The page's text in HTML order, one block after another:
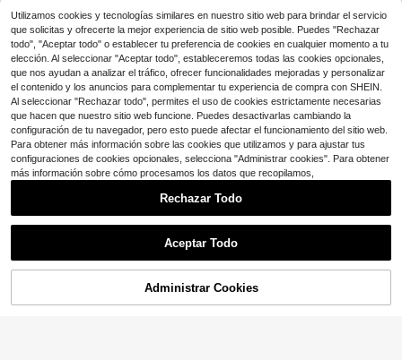
mico de plástico, adecuado para eli
minar óxido, escoria, suciedad y pin
tura
$2.58 -17%
¡12% DE DESCUENTO! AÑADIR A LA BOLSA
Utilizamos cookies y tecnologías similares en nuestro sitio web para brindar el servicio
que solicitas y ofrecerte la mejor experiencia de sitio web posible. Puedes "Rechazar
todo", "Aceptar todo" o establecer tu preferencia de cookies en cualquier momento a tu
elección. Al seleccionar "Aceptar todo", estableceremos todas las cookies opcionales,
que nos ayudan a analizar el tráfico, ofrecer funcionalidades mejoradas y personalizar
el contenido y los anuncios para complementar tu experiencia de compra con SHEIN.
Al seleccionar "Rechazar todo", permites el uso de cookies estrictamente necesarias
que hacen que nuestro sitio web funcione. Puedes desactivarlas cambiando la
configuración de tu navegador, pero esto puede afectar el funcionamiento del sitio web.
Para obtener más información sobre las cookies que utilizamos y para ajustar tus
configuraciones de cookies opcionales, selecciona "Administrar cookies". Para obtener
más información sobre cómo procesamos los datos que recopilamos,
Rechazar Todo
Aceptar Todo
Administrar Cookies